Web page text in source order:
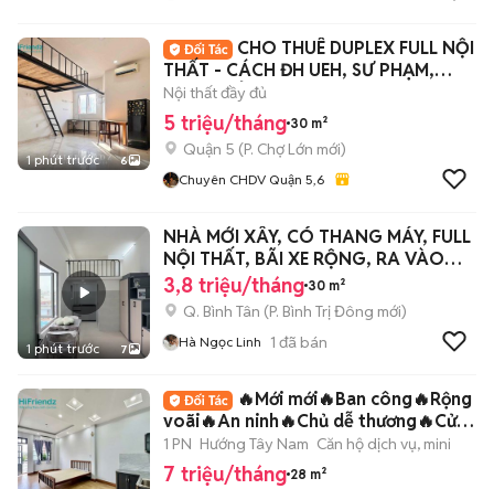
1 phút trước 6
CHO THUÊ DUPLEX FULL NỘI
THẤT - CÁCH ĐH UEH, SƯ PHẠM,
KHTN CHỈ 2km
Nội thất đầy đủ
5 triệu/tháng 30 m²
Quận 5 (P. Chợ Lớn mới)
Chuyên CHDV Quận 5,6
1 phút trước 7
NHÀ MỚI XÂY, CÓ THANG MÁY, FULL
NỘI THẤT, BÃI XE RỘNG, RA VÀO
24/24
3,8 triệu/tháng 30 m²
Q. Bình Tân (P. Bình Trị Đông mới)
Hà Ngọc Linh 1 đã bán
🔥Mới mới🔥Ban công🔥Rộng
voãi🔥An ninh🔥Chủ dễ thương🔥Cửa
sổ trời🔥Ưu đãi
1 PN Hướng Tây Nam Căn hộ dịch vụ, mini
7 triệu/tháng 28 m²